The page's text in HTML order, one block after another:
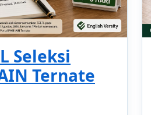
Seleksi
Ternate